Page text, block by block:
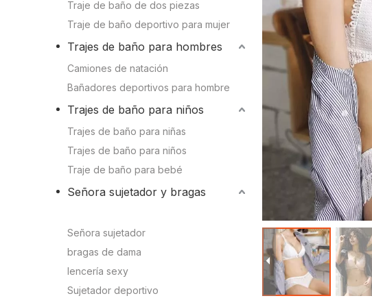
Camiones de natación
Bañadores deportivos para hombre
Trajes de baño para niños
Trajes de baño para niñas
Trajes de baño para niños
Señora sujetador y bragas
Sujetador deportivo
Conjunto de sujetador y bragas para mujer
Conocimiento de trajes
Conocimiento de trajes
Traje de baño de dos piezas
Traje de baño deportivo para mujer
Trajes de baño para hombres
Camiones de natación
Bañadores deportivos para hombre
Trajes de baño para niños
Trajes de baño para niñas
Trajes de baño para niños
Traje de baño para bebé
Señora sujetador y bragas
Señora sujetador
bragas de dama
lencería sexy
Sujetador deportivo